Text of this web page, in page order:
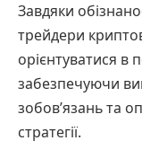
Завдяки
трейдери
орієнтуватися в
забезпечуючи
зобов’язань та
стратегії.